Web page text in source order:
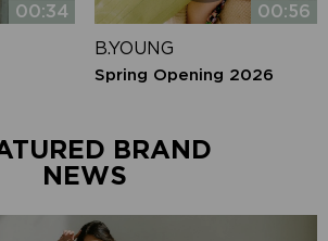
00:34
00:56
B.YOUNG
Spring Opening 2026
BRAND
NEWS